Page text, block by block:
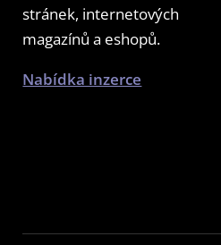
stránek, internetových
magazínů a eshopů.
Nabídka inzerce